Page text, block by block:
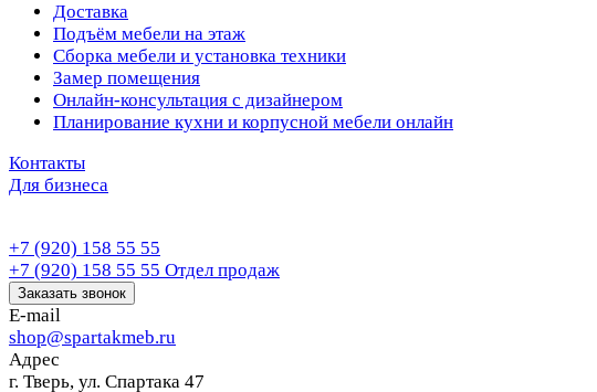
Доставка
Подъём мебели на этаж
Сборка мебели и установка техники
Замер помещения
Онлайн-консультация с дизайнером
Планирование кухни и корпусной мебели онлайн
Контакты
Для бизнеса
+7 (920) 158 55 55
+7 (920) 158 55 55 Отдел продаж
Заказать звонок
E-mail
shop@spartakmeb.ru
Адрес
г. Тверь, ул. Спартака 47